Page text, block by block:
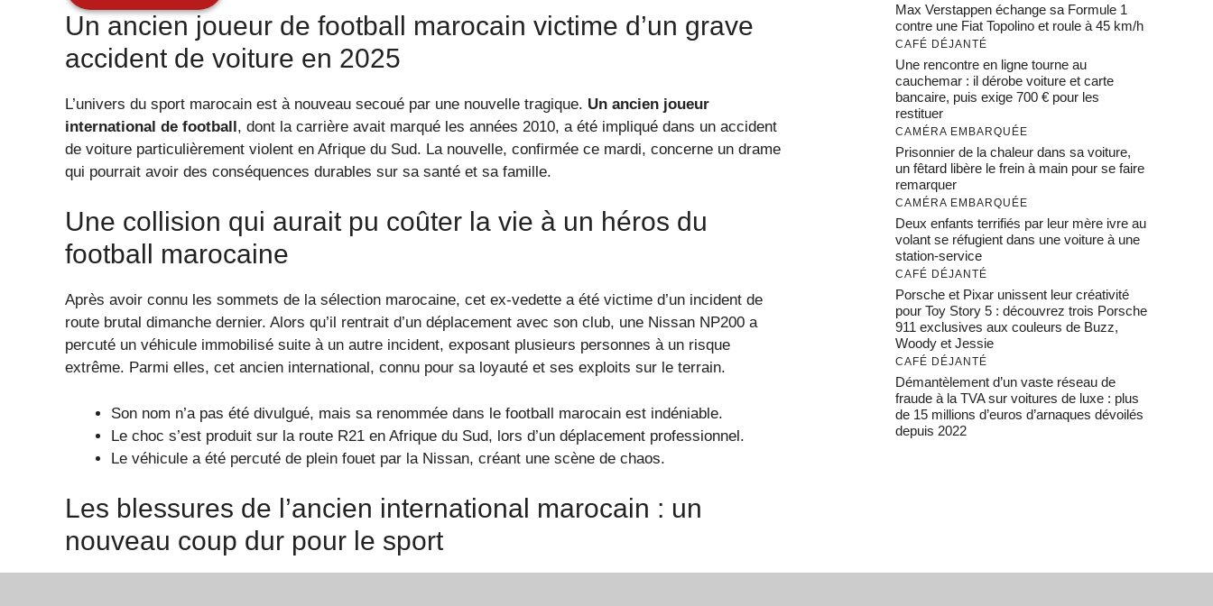
Un ancien joueur de football marocain victime d’un grave
accident de voiture en 2025
L’univers du sport marocain est à nouveau secoué par une nouvelle tragique. Un ancien joueur
international de football, dont la carrière avait marqué les années 2010, a été impliqué dans un accident
de voiture particulièrement violent en Afrique du Sud. La nouvelle, confirmée ce mardi, concerne un drame
qui pourrait avoir des conséquences durables sur sa santé et sa famille.
Une collision qui aurait pu coûter la vie à un héros du
football marocaine
Après avoir connu les sommets de la sélection marocaine, cet ex-vedette a été victime d’un incident de
route brutal dimanche dernier. Alors qu’il rentrait d’un déplacement avec son club, une Nissan NP200 a
percuté un véhicule immobilisé suite à un autre incident, exposant plusieurs personnes à un risque
extrême. Parmi elles, cet ancien international, connu pour sa loyauté et ses exploits sur le terrain.
Son nom n’a pas été divulgué, mais sa renommée dans le football marocain est indéniable.
Le choc s’est produit sur la route R21 en Afrique du Sud, lors d’un déplacement professionnel.
Le véhicule a été percuté de plein fouet par la Nissan, créant une scène de chaos.
Les blessures de l’ancien international marocain : un
nouveau coup dur pour le sport
Max Verstappen échange sa Formule 1
contre une Fiat Topolino et roule à 45 km/h
CAFÉ DÉJANTÉ
Une rencontre en ligne tourne au
cauchemar : il dérobe voiture et carte
bancaire, puis exige 700 € pour les
restituer
CAMÉRA EMBARQUÉE
Prisonnier de la chaleur dans sa voiture,
un fêtard libère le frein à main pour se faire
remarquer
CAMÉRA EMBARQUÉE
Deux enfants terrifiés par leur mère ivre au
volant se réfugient dans une voiture à une
station-service
CAFÉ DÉJANTÉ
Porsche et Pixar unissent leur créativité
pour Toy Story 5 : découvrez trois Porsche
911 exclusives aux couleurs de Buzz,
Woody et Jessie
CAFÉ DÉJANTÉ
Démantèlement d’un vaste réseau de
fraude à la TVA sur voitures de luxe : plus
de 15 millions d’euros d’arnaques dévoilés
depuis 2022